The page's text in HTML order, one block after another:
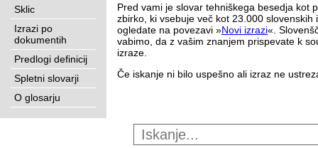
Sklic
Izrazi po
dokumentih
Predlogi definicij
Spletni slovarji
O glosarju
Pred vami je slovar tehniškega besedja kot
zbirko, ki vsebuje več kot 23.000
ogledate na povezavi »Novi izrazi«.
vabimo, da z vašim znanjem prispevate k
izraze.
Če iskanje ni bilo uspešno ali izraz ne